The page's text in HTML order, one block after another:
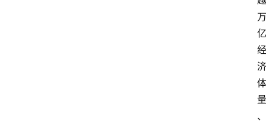
万
亿
经
济
体
量
、